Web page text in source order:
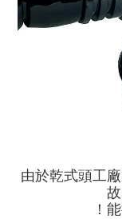
由於乾式頭工
！